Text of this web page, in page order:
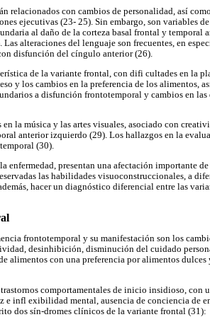
relacionados con cambios de personalidad, así
ejecutivas (23- 25). Sin embargo, son variables
al daño de la corteza basal frontal y temporal
alteraciones del lenguaje son frecuentes, en
disfunción del cíngulo anterior (26).
de la variante frontal, con difi cultades en la
y los cambios en la preferencia de los alimentos,
a disfunción frontotemporal y cambios en las
la música y las artes visuales, asociado con
anterior izquierdo (29). Los hallazgos en la
(30).
enfermedad, presentan una afectación importante
las habilidades visuoconstruccionales, a
hacer un diagnóstico diferencial entre las
frontotemporal y su manifestación son los
desinhibición, disminución del cuidado
alimentos con una preferencia por alimentos
comportamentales de inicio insidioso, con
infl exibilidad mental, ausencia de conciencia de
dos sín-dromes clínicos de la variante frontal (31):